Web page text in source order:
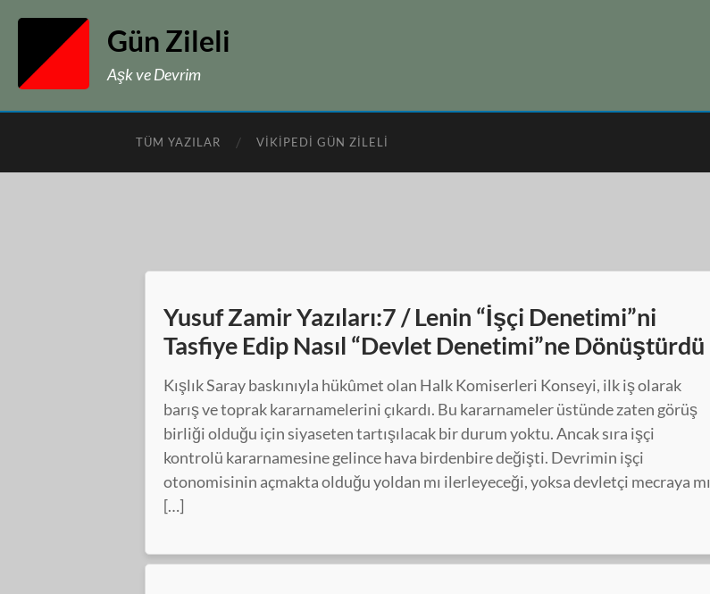
Gün Zileli
Aşk ve Devrim
TÜM YAZILAR VIKIPEDI GÜN ZILELI
Yusuf Zamir Yazıları:7 / Lenin “İşçi Denetimi”ni
Tasfiye Edip Nasıl “Devlet Denetimi”ne Dönüştürdü
Kışlık Saray baskınıyla hükûmet olan Halk Komiserleri Konseyi, ilk iş olarak
barış ve toprak kararnamelerini çıkardı. Bu kararnameler üstünde zaten görüş
birliği olduğu için siyaseten tartışılacak bir durum yoktu. Ancak sıra işçi
kontrolü kararnamesine gelince hava birdenbire değişti. Devrimin işçi
otonomisinin açmakta olduğu yoldan mı ilerleyeceği, yoksa devletçi mecraya mı
[…]